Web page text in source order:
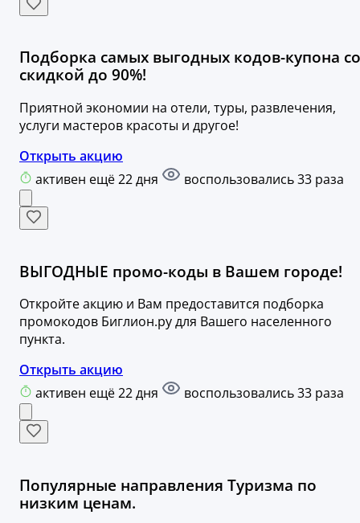
Подборка самых выгодных кодов-купона со
скидкой до 90%!
Приятной экономии на отели, туры, развлечения,
услуги мастеров красоты и другое!
Открыть акцию
активен ещё 22 дня
воспользовались 33 раза
ВЫГОДНЫЕ промо-коды в Вашем городе!
Откройте акцию и Вам предоставится подборка
промокодов Биглион.ру для Вашего населенного
пункта.
Открыть акцию
активен ещё 22 дня
воспользовались 33 раза
Популярные направления Туризма по
низким ценам.